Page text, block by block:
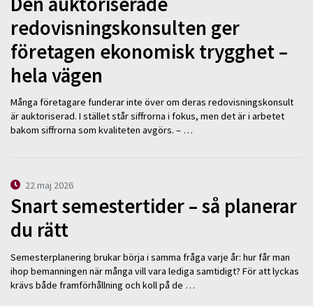
redovisningskonsulten ger
företagen ekonomisk trygghet –
hela vägen
Många företagare funderar inte över om deras redovisningskonsult
är auktoriserad. I stället står siffrorna i fokus, men det är i arbetet
bakom siffrorna som kvaliteten avgörs. – …
22 maj 2026
Snart semestertider – så planerar
du rätt
Semesterplanering brukar börja i samma fråga varje år: hur får man
ihop bemanningen när många vill vara lediga samtidigt? För att lyckas
krävs både framförhållning och koll på de …